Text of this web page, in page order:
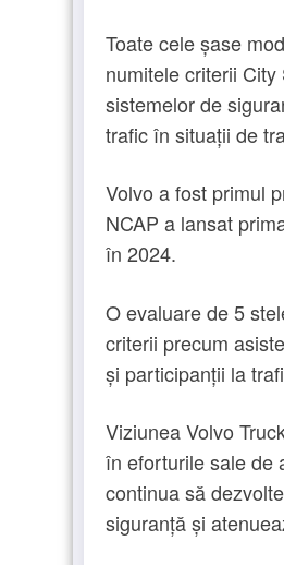
Toate cele șase
numitele criterii
sistemelor de
trafic în situații de
Volvo a fost primul
NCAP a lansat
în 2024.
O evaluare de 5
criterii precum
și participanții la
Viziunea Volvo
în eforturile sale de
continua să
siguranță și